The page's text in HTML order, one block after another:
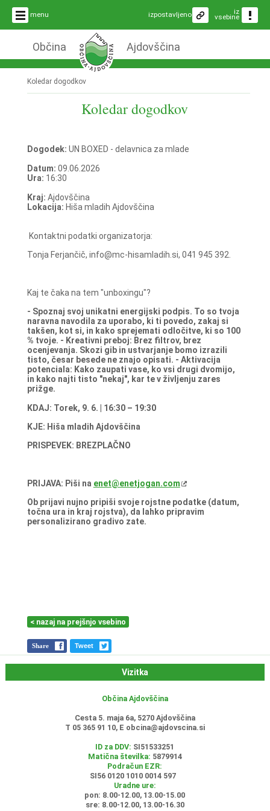
menu iz
vsebine
izpostavljeno
Občina Ajdovščina
Koledar dogodkov
Koledar dogodkov
Dogodek: UN BOXED - delavnica za mlade
Datum: 09.06.2026
Ura: 16:30
Kraj: Ajdovščina
Lokacija: Hiša mladih Ajdovščina
Kontaktni podatki organizatorja:
Tonja Ferjančič, info@mc-hisamladih.si, 041 945 392.
Kaj te čaka na tem "unboxingu"?
- Spoznaj svoj unikatni energijski podpis. To so tvoja
naravna navodila za uporabo, ki ti povedo, zakaj si
takšen, kot si, in kako sprejemati odločitve, ki so 100
% tvoje. - Kreativni preboj: Brez filtrov, brez
ocenjevanja. Skozi gib in ustvarjanje bomo izrazili
tisto, česar besede ne znajo opisati. - Aktivacija
potenciala: Kako zaupati vase, ko vsi drugi dvomijo,
in kako najti tisto "nekaj", kar te v življenju zares
prižge.
KDAJ: Torek, 9. 6. | 16:30 – 19:30
KJE: Hiša mladih Ajdovščina
PRISPEVEK: BREZPLAČNO
PRIJAVA: Piši na enet@enetjogan.com
Ob prijavi nujno pripiši svoje rojstne podatke (datum,
točna ura in kraj rojstva), da lahko pripravim
personalizirano gradivo zate.
< nazaj na prejšnjo vsebino
Share Tweet
Vizitka
Občina Ajdovščina
Cesta 5. maja 6a, 5270 Ajdovščina
T 05 365 91 10, E obcina@ajdovscina.si
ID za DDV: SI51533251
Matična številka: 5879914
Podračun EZR:
SI56 0120 1010 0014 597
Uradne ure:
pon: 8.00-12.00, 13.00-15.00
sre: 8.00-12.00, 13.00-16.30